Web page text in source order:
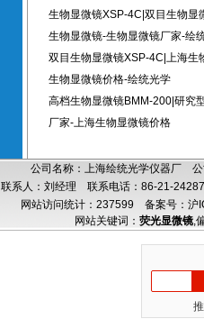
生物显微镜XSP-4C|双目生物显
生物显微镜-生物显微镜厂家-绘
双目生物显微镜XSP-4C|上海生
生物显微镜价格-绘统光学
高档生物显微镜BMM-200|研究
厂家-上海生物显微镜价格
公司名称：上海绘统光学仪器厂
联系人：刘经理 联系电话：86-21-
网站访问统计：237599 备案号：沪
网站关键词： 荧光显微镜,